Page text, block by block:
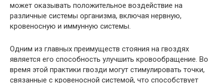
может оказывать положительное воздействие на
различные системы организма, включая нервную,
кровеносную и иммунную системы.
Одним из главных преимуществ стояния на гвоздях
является его способность улучшить кровообращение. Во
время этой практики гвозди могут стимулировать точки,
связанные с кровеносной системой, что способствует